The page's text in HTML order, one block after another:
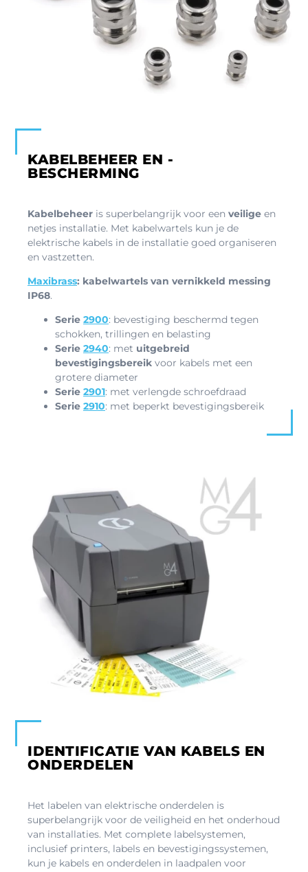
KABELBEHEER EN -
BESCHERMING
Kabelbeheer is superbelangrijk voor een veilige en
netjes installatie. Met kabelwartels kun je de
elektrische kabels in de installatie goed organiseren
en vastzetten.
Maxibrass: kabelwartels van vernikkeld messing
IP68.
Serie 2900: bevestiging beschermd tegen
schokken, trillingen en belasting
Serie 2940: met uitgebreid
bevestigingsbereik voor kabels met een
grotere diameter
Serie 2901: met verlengde schroefdraad
Serie 2910: met beperkt bevestigingsbereik
IDENTIFICATIE VAN KABELS EN
ONDERDELEN
Het labelen van elektrische onderdelen is
superbelangrijk voor de veiligheid en het onderhoud
van installaties. Met complete labelsystemen,
inclusief printers, labels en bevestigingssystemen,
kun je kabels en onderdelen in laadpalen voor